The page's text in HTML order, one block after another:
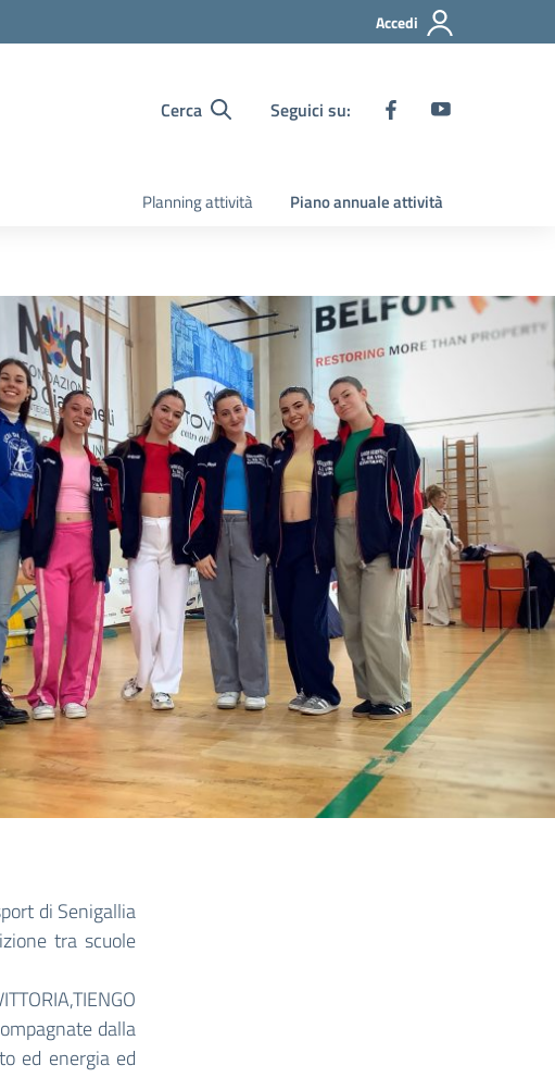
Accedi
Cerca Seguici su:
Planning attività Piano annuale attività
di Senigallia
tra scuole
dalla
ed energia ed